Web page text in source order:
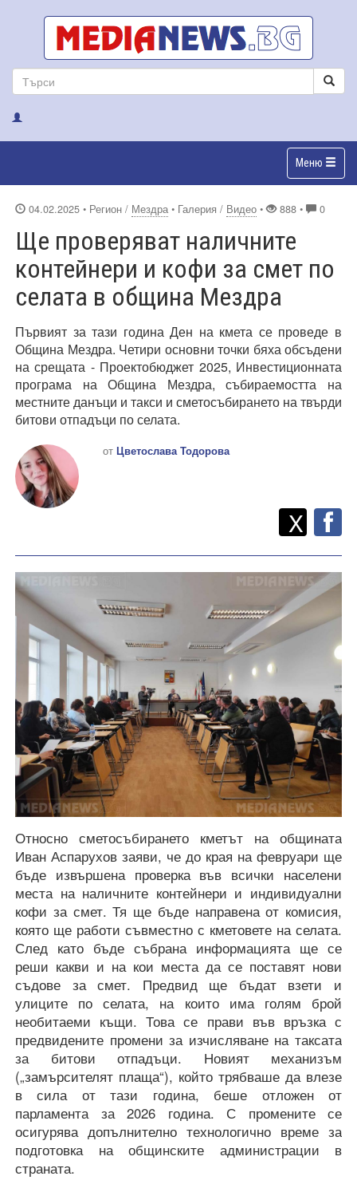
Меню
04.02.2025 • Регион / Мездра • Галерия / Видео • 888 • 0
Ще проверяват наличните
контейнери и кофи за смет по
селата в община Мездра
Първият за тази година Ден на кмета се проведе в
Община Мездра. Четири основни точки бяха обсъдени
на срещата - Проектобюджет 2025, Инвестиционната
програма на Община Мездра, събираемостта на
местните данъци и такси и сметосъбирането на твърди
битови отпадъци по селата.
от Цветослава Тодорова
Споделете
X
Относно сметосъбирането кметът на общината
Иван Аспарухов заяви, че до края на февруари ще
бъде извършена проверка във всички населени
места на наличните контейнери и индивидуални
кофи за смет. Тя ще бъде направена от комисия,
която ще работи съвместно с кметовете на селата.
След като бъде събрана информацията ще се
реши какви и на кои места да се поставят нови
съдове за смет. Предвид ще бъдат взети и
улиците по селата, на които има голям брой
необитаеми къщи. Това се прави във връзка с
предвидените промени за изчисляване на таксата
за битови отпадъци. Новият механизъм
(„замърсителят плаща“), който трябваше да влезе
в сила от тази година, беше отложен от
парламента за 2026 година. С промените се
осигурява допълнително технологично време за
подготовка на общинските администрации в
страната.